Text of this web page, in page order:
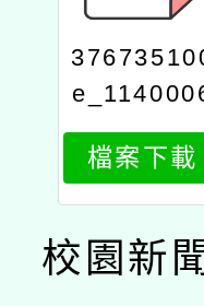
1
檔案下載
校園新